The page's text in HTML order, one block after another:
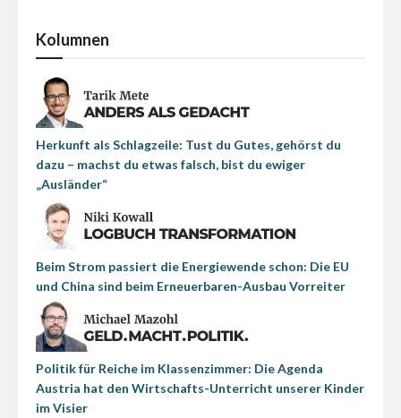
Kolumnen
Herkunft als Schlagzeile: Tust du Gutes, gehörst du
dazu – machst du etwas falsch, bist du ewiger
„Ausländer“
Beim Strom passiert die Energiewende schon: Die EU
und China sind beim Erneuerbaren-Ausbau Vorreiter
Politik für Reiche im Klassenzimmer: Die Agenda
Austria hat den Wirtschafts-Unterricht unserer Kinder
im Visier